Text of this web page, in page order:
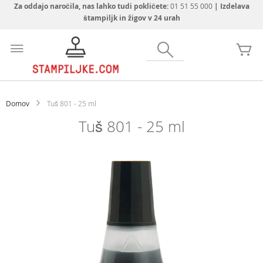
Za oddajo naročila, nas lahko tudi pokličete:01 51 55 000| Izdelava
štampiljk in žigov v 24 urah
vsebino
Domov Tuš 801 - 25 ml
Tuš 801 - 25 ml